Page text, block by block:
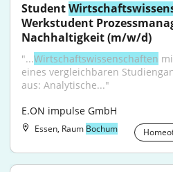
Student
Werkstudent
Nachhaltigkeit (m/w/d)
"...Wirtschaftswissenschaften
eines vergleichbaren
aus: Analytische..."
E.ON impulse GmbH
Essen, Raum Bochum